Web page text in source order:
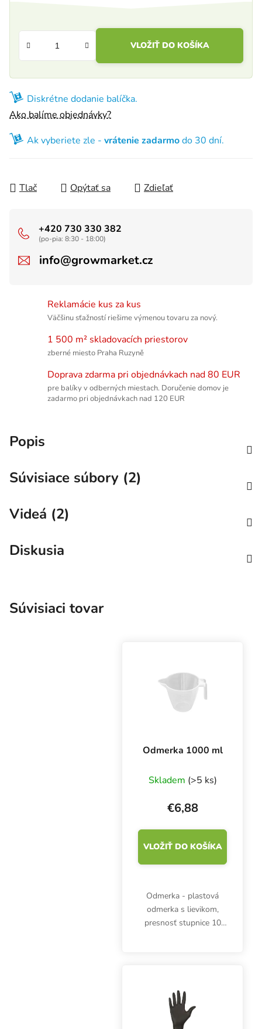
VLOŽIŤ DO KOŠÍKA
Diskrétne dodanie balíčka.
Ako balíme objednávky?
Ak vyberiete zle - vrátenie zadarmodo 30 dní.
Tlač Opýtať sa Zdieľať
+420 730 330 382
(po-pia: 8:30 - 18:00)
info@growmarket.cz
Reklamácie kus za kus
Väčšinu sťažností riešime výmenou tovaru za nový.
1 500 m² skladovacích priestorov
zberné miesto Praha Ruzyně
Doprava zdarma pri objednávkach nad 80 EUR
pre balíky v odberných miestach. Doručenie domov je
zadarmo pri objednávkach nad 120 EUR
Popis
Súvisiace súbory (2)
Videá (2)
Diskusia
Súvisiaci tovar
Odmerka 1000 ml
Skladem (>5 ks)
€6,88
VLOŽIŤ DO KOŠÍKA
Odmerka - plastová
odmerka s lievikom,
presnosť stupnice 10